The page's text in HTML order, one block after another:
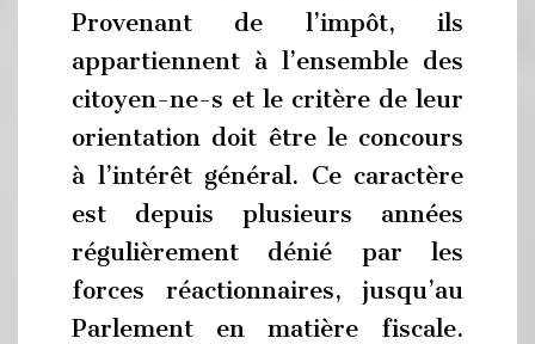
Provenant de l’impôt, ils
appartiennent à l’ensemble des
citoyen-ne-s et le critère de leur
orientation doit être le concours
à l’intérêt général. Ce caractère
est depuis plusieurs années
régulièrement dénié par les
forces réactionnaires, jusqu’au
Parlement en matière fiscale.